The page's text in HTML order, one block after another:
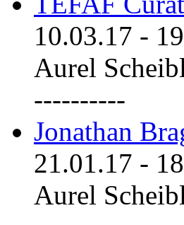
10.03.17 -
Aurel
----------
Jonathan
21.01.17 -
Aurel